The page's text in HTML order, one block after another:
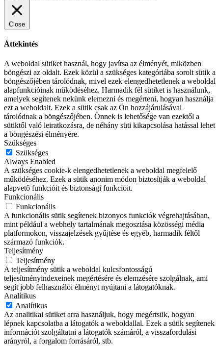
Close
Áttekintés
A weboldal sütiket használ, hogy javítsa az élményét, miközben
böngészi az oldalt. Ezek közül a szükséges kategóriába sorolt sütik a
böngészőjében tárolódnak, mivel ezek elengedhetetlenek a weboldal
alapfunkcióinak működéséhez. Harmadik fél sütiket is használunk,
amelyek segítenek nekünk elemezni és megérteni, hogyan használja
ezt a weboldalt. Ezek a sütik csak az Ön hozzájárulásával
tárolódnak a böngészőjében. Önnek is lehetősége van ezektől a
sütiktől való leiratkozásra, de néhány süti kikapcsolása hatással lehet
a böngészési élményére.
Szükséges
Szükséges
Always Enabled
A szükséges cookie-k elengedhetetlenek a weboldal megfelelő
működéséhez. Ezek a sütik anonim módon biztosítják a weboldal
alapvető funkcióit és biztonsági funkcióit.
Funkcionális
Funkcionális
A funkcionális sütik segítenek bizonyos funkciók végrehajtásában,
mint például a webhely tartalmának megosztása közösségi média
platformokon, visszajelzések gyűjtése és egyéb, harmadik féltől
származó funkciók.
Teljesítmény
Teljesítmény
A teljesítmény sütik a weboldal kulcsfontosságú
teljesítményindexeinek megértésére és elemzésére szolgálnak, ami
segít jobb felhasználói élményt nyújtani a látogatóknak.
Analítikus
Analítikus
Az analitikai sütiket arra használjuk, hogy megértsük, hogyan
lépnek kapcsolatba a látogatók a weboldallal. Ezek a sütik segítenek
információt szolgáltatni a látogatók számáról, a visszafordulási
arányról, a forgalom forrásáról, stb.